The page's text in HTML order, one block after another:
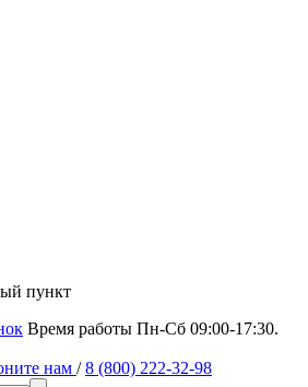
пункт
Время работы Пн-Сб 09:00-17:30.
нам / 8 (800) 222-32-98